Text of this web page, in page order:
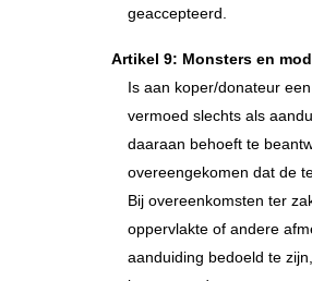
geaccepteerd.
Artikel 9: Monsters en
Is aan koper/donateur
vermoed slechts als
daaraan behoeft te
overeengekomen dat de
Bij overeenkomsten ter
oppervlakte of andere
aanduiding bedoeld te